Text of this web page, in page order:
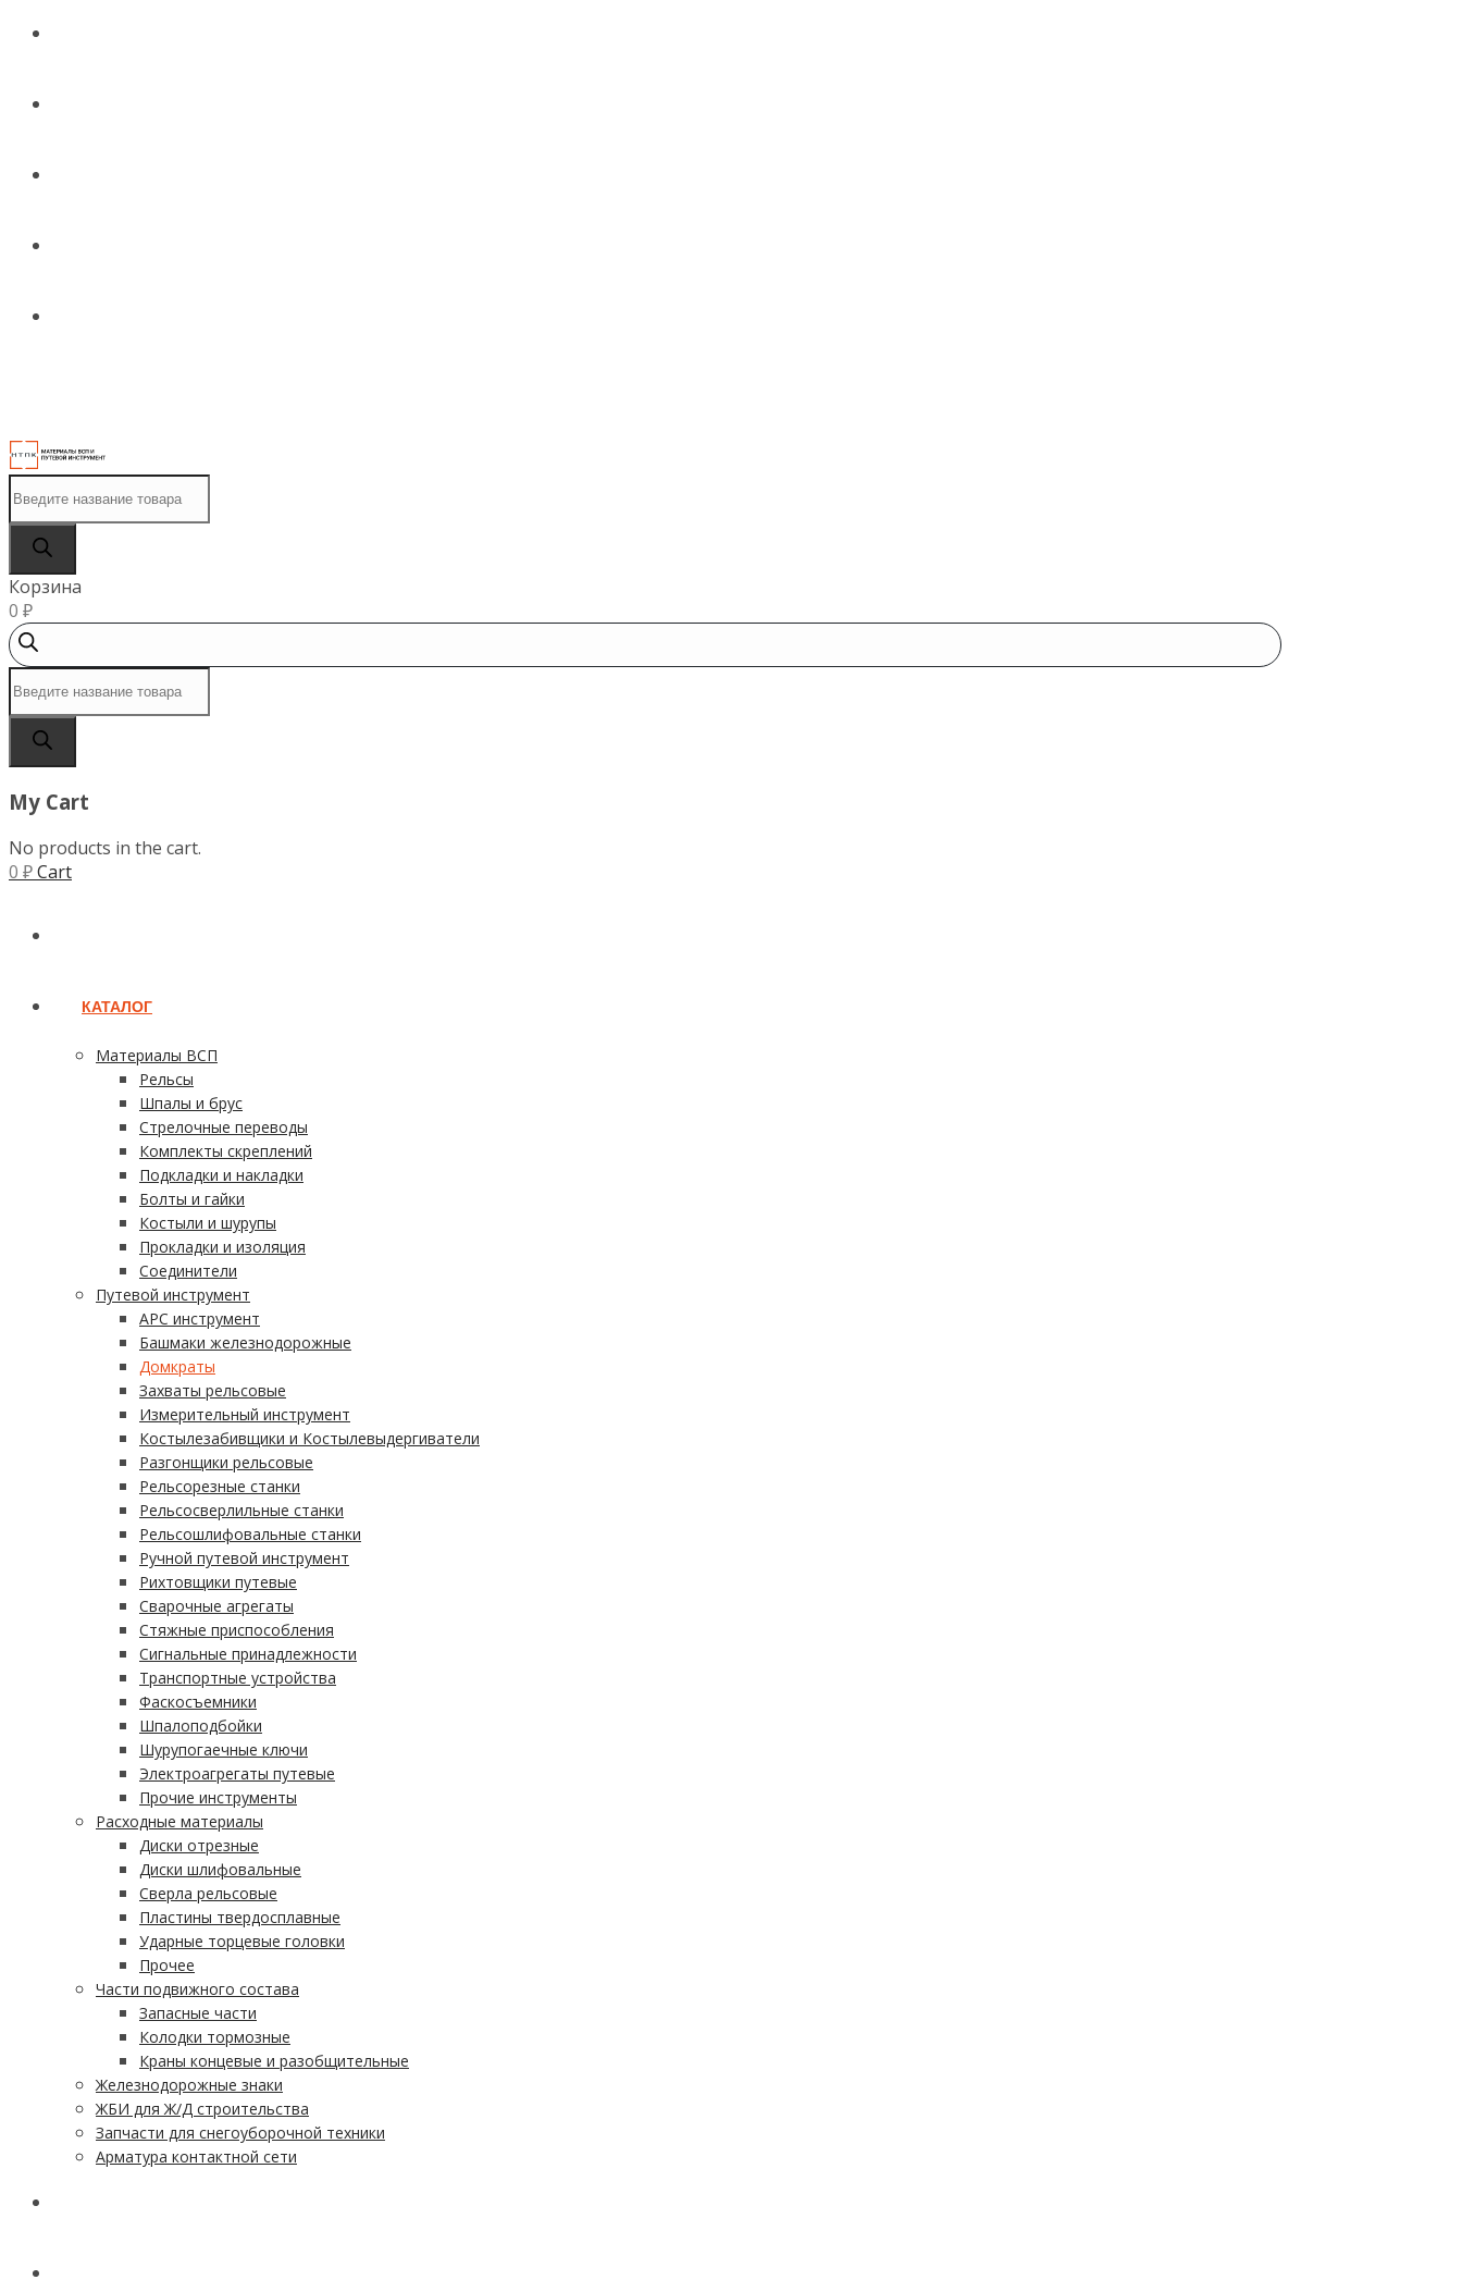
товаров
Корзина
0 ₽
товаров
My Cart
No products in the cart.
0 ₽Cart
КАТАЛОГ
Материалы ВСП
Рельсы
Шпалы и брус
Стрелочные переводы
Комплекты скреплений
Подкладки и накладки
Болты и гайки
Костыли и шурупы
Прокладки и изоляция
Соединители
Путевой инструмент
АРС инструмент
Башмаки железнодорожные
Домкраты
Захваты рельсовые
Измерительный инструмент
Костылезабивщики и Костылевыдергиватели
Разгонщики рельсовые
Рельсорезные станки
Рельсосверлильные станки
Рельсошлифовальные станки
Ручной путевой инструмент
Рихтовщики путевые
Сварочные агрегаты
Стяжные приспособления
Сигнальные принадлежности
Транспортные устройства
Фаскосъемники
Шпалоподбойки
Шурупогаечные ключи
Электроагрегаты путевые
Прочие инструменты
Расходные материалы
Диски отрезные
Диски шлифовальные
Сверла рельсовые
Пластины твердосплавные
Ударные торцевые головки
Прочее
Части подвижного состава
Запасные части
Колодки тормозные
Краны концевые и разобщительные
Железнодорожные знаки
ЖБИ для Ж/Д строительства
Запчасти для снегоуборочной техники
Арматура контактной сети